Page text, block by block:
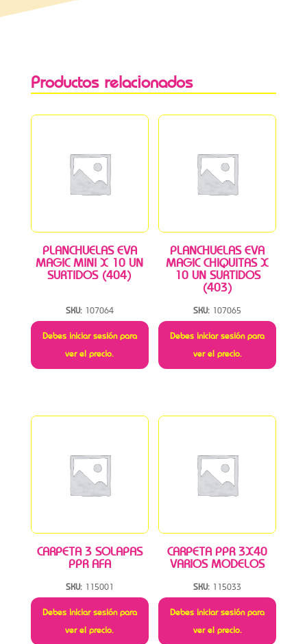
Productos relacionados
PLANCHUELAS EVA
MAGIC MINI X 10 UN
SURTIDOS (404)
SKU: 107064
Debes iniciar sesión para
ver el precio.
PLANCHUELAS EVA
MAGIC CHIQUITAS X
10 UN SURTIDOS
(403)
SKU: 107065
Debes iniciar sesión para
ver el precio.
CARPETA 3 SOLAPAS
PPR AFA
SKU: 115001
Debes iniciar sesión para
ver el precio.
CARPETA PPR 3X40
VARIOS MODELOS
SKU: 115033
Debes iniciar sesión para
ver el precio.